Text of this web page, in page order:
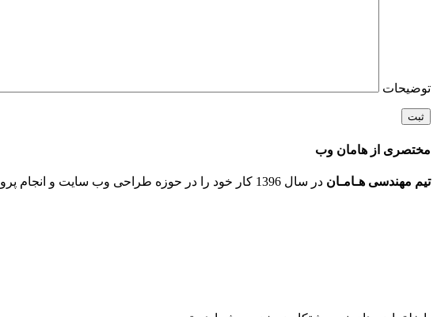
توضیحات
مختصری از هامان وب
تیم مهندسی هـامـان در سال 1396 کار خود را در حوزه طراحی وب سایت و انجام پروژه های نوین ICT در شهر مقدس مشهد شروع کرد.